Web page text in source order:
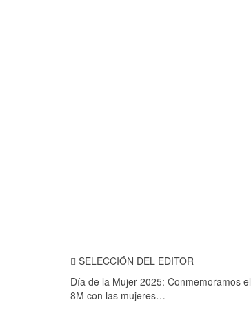
SELECCIÓN DEL EDITOR
Día de la Mujer 2025: Conmemoramos el
8M con las mujeres…